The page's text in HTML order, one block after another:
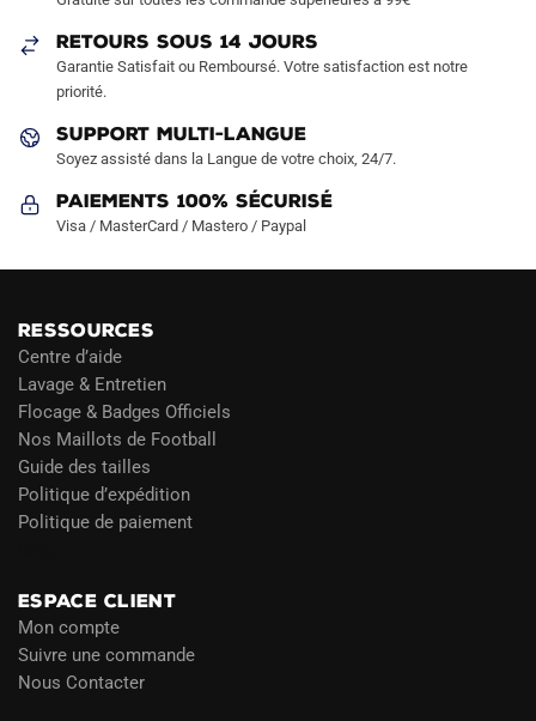
la
produit
RETOURS SOUS 14 JOURS
Garantie Satisfait ou Remboursé. Votre satisfaction est notre
priorité.
SUPPORT MULTI-LANGUE
Soyez assisté dans la Langue de votre choix, 24/7.
Paiements 100% Sécurisé
Visa / MasterCard / Mastero / Paypal
RESSOURCES
Centre d’aide
Lavage & Entretien
Flocage & Badges Officiels
Nos Maillots de Football
Guide des tailles
Politique d’expédition
Politique de paiement
ESPACE CLIENT
Mon compte
Suivre une commande
Nous Contacter